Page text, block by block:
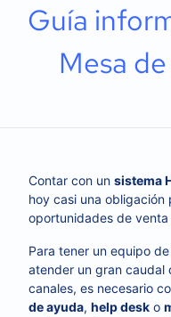
Guía
Mesa
Contar con un sistema
hoy casi una
oportunidades de
Para tener un equipo
atender un gran caudal
canales, es necesario
de ayuda, help desk o